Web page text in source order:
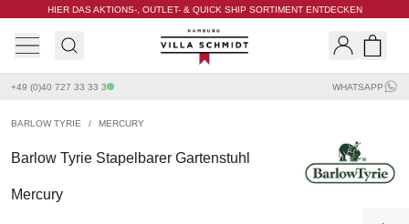
HIER DAS AKTIONS-, OUTLET- & QUICK SHIP SORTIMENT ENTDECKEN
Villa Schmidt
+49 (0)40 727 33 33 3 WHATSAPP
BARLOW TYRIE / MERCURY
Barlow Tyrie Stapelbarer Gartenstuhl
Mercury